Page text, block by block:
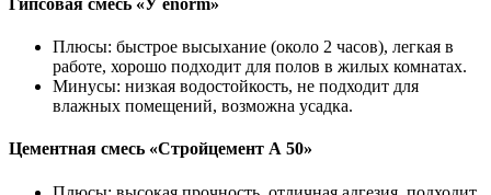
Плюсы: быстрое высыхание (около 2 часов), легкая в
работе, хорошо подходит для полов в жилых комнатах.
Минусы: низкая водостойкость, не подходит для
влажных помещений, возможна усадка.
Цементная смесь «Стройцемент А 50»